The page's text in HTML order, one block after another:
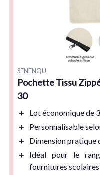
SENENQU
Pochette Tissu
30
＋ Lot économiquede
＋
Personnalisable
＋
Dimension pratique
＋
Idéal pour le
fournitures scolaires